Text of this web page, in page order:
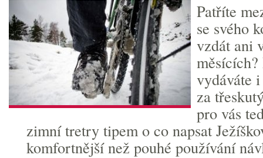
Patříte
se svého
vzdát ani
vydáváte
za
pro vás
zimní tretry tipem o co napsat
komfortnější než pouhé používání